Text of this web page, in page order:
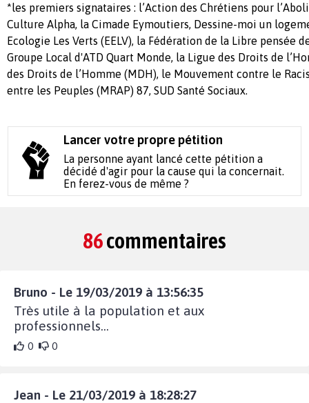
*les premiers signataires : l’Action des Chrétiens pour
Culture Alpha, la Cimade Eymoutiers, Dessine-moi un
Ecologie Les Verts (EELV), la Fédération de la Libre pensée
Groupe Local d'ATD Quart Monde, la Ligue des Droits de
des Droits de l’Homme (MDH), le Mouvement contre le
entre les Peuples (MRAP) 87, SUD Santé Sociaux.
Lancer votre propre pétition
La personne ayant lancé cette pétition a
décidé d'agir pour la cause qui la concernait.
En ferez-vous de même ?
86commentaires
Bruno - Le 19/03/2019 à 13:56:35
Très utile à la population et aux
professionnels...
0 0
Jean - Le 21/03/2019 à 18:28:27